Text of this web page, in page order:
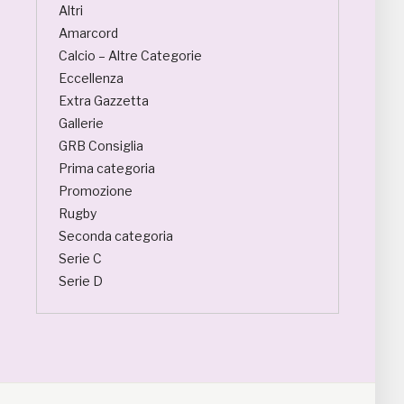
Altri
Amarcord
Calcio – Altre Categorie
Eccellenza
Extra Gazzetta
Gallerie
GRB Consiglia
Prima categoria
Promozione
Rugby
Seconda categoria
Serie C
Serie D